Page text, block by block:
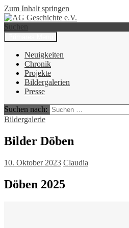
Zum Inhalt springen
AG Geschichte e.V.
Suchen
Neuigkeiten
Chronik
Projekte
Bildergalerien
Presse
Suchen nach:
Bildergalerie
Bilder Döben
10. Oktober 2023 Claudia
Döben 2025